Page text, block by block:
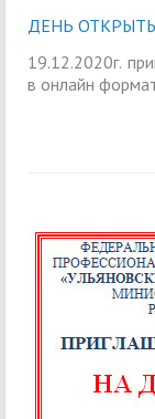
ДЕНЬ
19.12.2020г.
в онлайн